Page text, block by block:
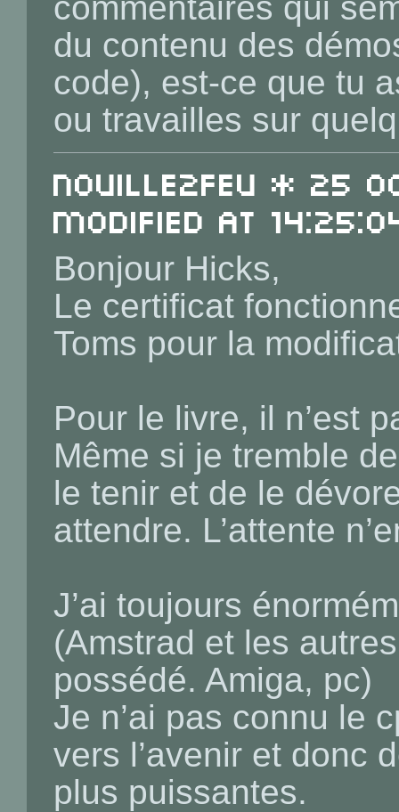
du contenu des
code), est-ce que tu
ou travailles sur
Nouille2Feu * 25
Modified at
Bonjour Hicks,
Le certificat
Toms pour la
Pour le livre, il n’est
Même si je tremble
le tenir et de le
attendre. L’attente
J’ai toujours
(Amstrad et les
possédé. Amiga, pc)
Je n’ai pas connu le
vers l’avenir et donc
plus puissantes.